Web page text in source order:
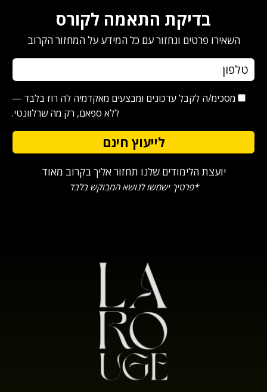
בדיקת התאמה לקורס
השאירו פרטים ונחזור עם כל המידע על המחזור הקרוב
מסכימ/ה לקבל עדכונים ומבצעים מאקדמיה לה רוז בלבד —
ללא ספאם, רק מה שרלוונטי.
יועצת הלימודים שלנו תחזור אליך בקרוב מאוד
*פרטיך ישמשו לנושא המבוקש בלבד